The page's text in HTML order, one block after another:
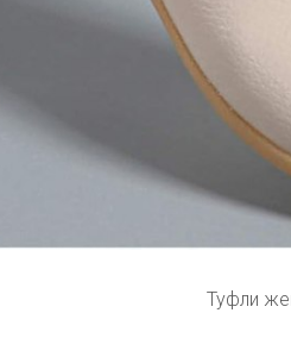
Туфли